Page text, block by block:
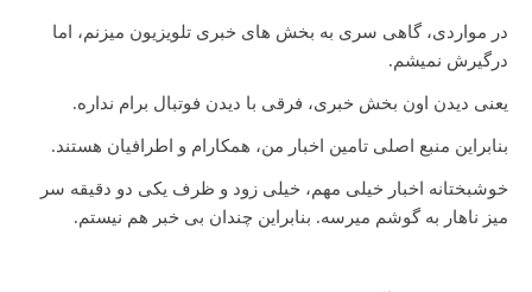
در مواردی، گاهی سری به بخش های خبری تلویزیون میزنم، اما
درگیرش نمیشم.
یعنی دیدن اون بخش خبری، فرقی با دیدن فوتبال برام نداره.
بنابراین منبع اصلی تامین اخبار من، همکارام و اطرافیان هستند.
خوشبختانه اخبار خیلی مهم، خیلی زود و ظرف یکی دو دقیقه سر
میز ناهار به گوشم میرسه. بنابراین چندان بی خبر هم نیستم.